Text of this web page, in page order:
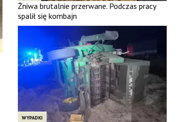
Żniwa brutalnie przerwane. Podczas pracy
spalił się kombajn
WYPADKI